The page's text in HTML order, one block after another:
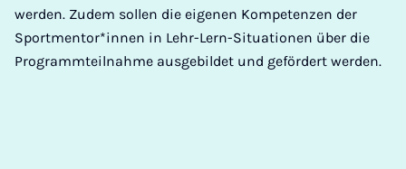
werden. Zudem sollen die eigenen Kompetenzen der
Sportmentor*innen in Lehr-Lern-Situationen über die
Programmteilnahme ausgebildet und gefördert werden.